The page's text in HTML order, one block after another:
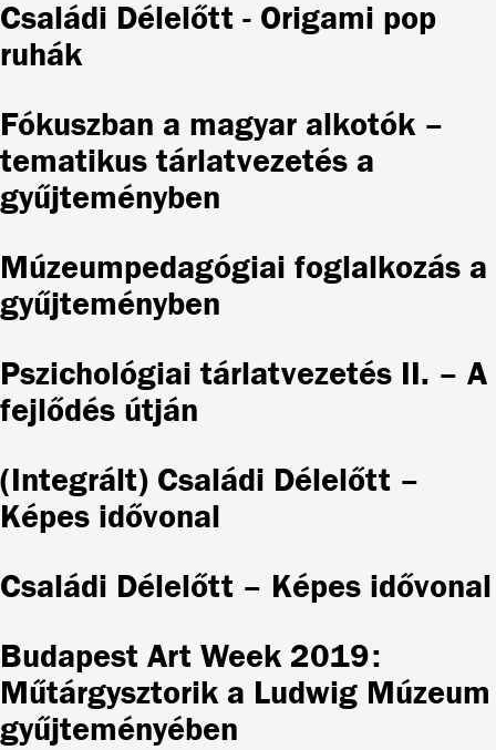
Családi Délelőtt - Origami pop
ruhák
Fókuszban a magyar alkotók –
tematikus tárlatvezetés a
gyűjteményben
Múzeumpedagógiai foglalkozás a
gyűjteményben
Pszichológiai tárlatvezetés II. – A
fejlődés útján
(Integrált) Családi Délelőtt –
Képes idővonal
Családi Délelőtt – Képes idővonal
Budapest Art Week 2019:
Műtárgysztorik a Ludwig Múzeum
gyűjteményében